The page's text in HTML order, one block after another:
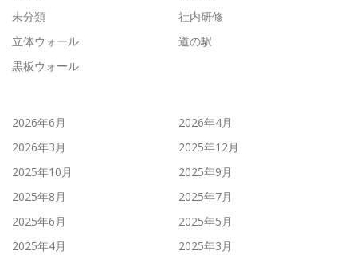
未分類
社内研修
立体ウォール
道の駅
黒板ウォール
2026年6月
2026年4月
2026年3月
2025年12月
2025年10月
2025年9月
2025年8月
2025年7月
2025年6月
2025年5月
2025年4月
2025年3月